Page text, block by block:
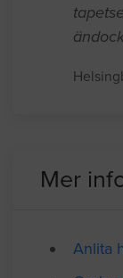
Mer
Anlita